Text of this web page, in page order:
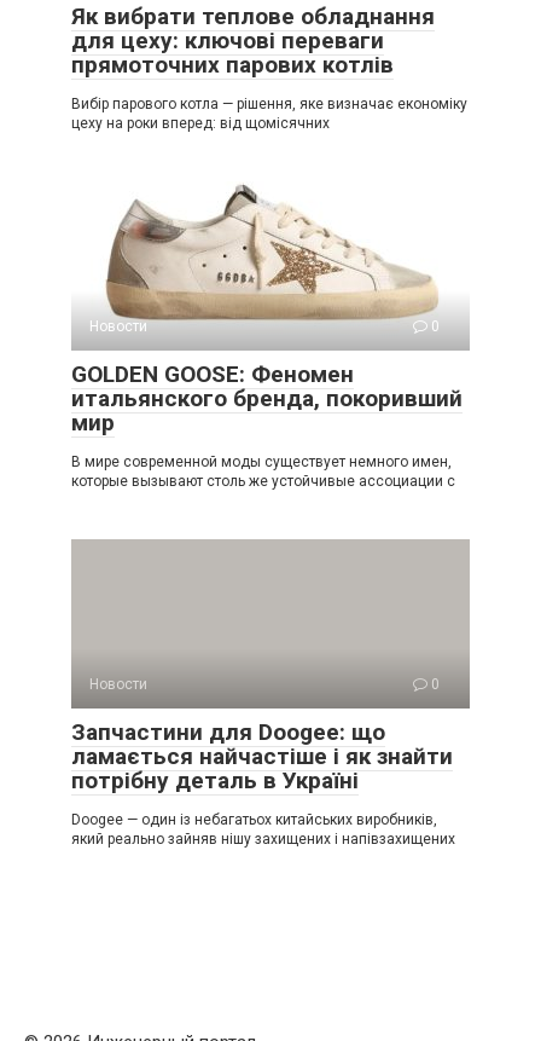
Як вибрати теплове обладнання
для цеху: ключові переваги
прямоточних парових котлів
Вибір парового котла — рішення, яке визначає економіку
цеху на роки вперед: від щомісячних
Новости 0
GOLDEN GOOSE: Феномен
итальянского бренда, покоривший
мир
В мире современной моды существует немного имен,
которые вызывают столь же устойчивые ассоциации с
Новости 0
Запчастини для Doogee: що
ламається найчастіше і як знайти
потрібну деталь в Україні
Doogee — один із небагатьох китайських виробників,
який реально зайняв нішу захищених і напівзахищених